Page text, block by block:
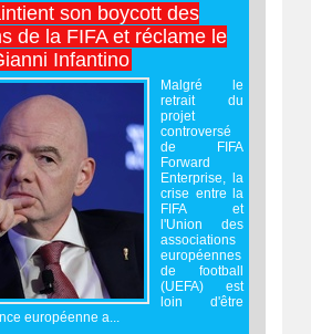
son boycott des
de la FIFA et réclame le
Infantino
Malgré le
retrait du
projet
controversé
de FIFA
Forward
Enterprise, la
crise entre la
FIFA et
l'Union des
associations
européennes
de football
(UEFA) est
loin d'être
européenne a...